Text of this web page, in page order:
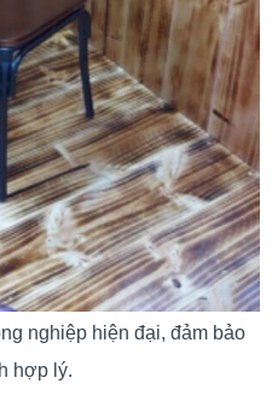
nghiệp hiện đại, đảm bảo
hợp lý.